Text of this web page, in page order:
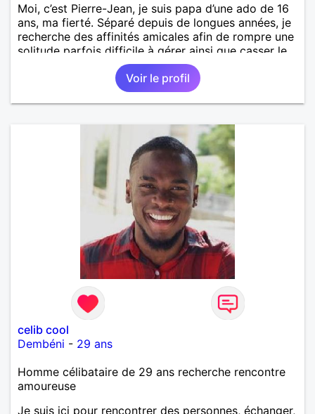
Moi, c’est Pierre-Jean, je suis papa d’une ado de 16
ans, ma fierté. Séparé depuis de longues années, je
recherche des affinités amicales afin de rompre une
solitude parfois difficile à gérer ainsi que casser le
vague à l’âme. L’amitié reste extrêmement
importante à mes yeux mais peut se décliner en des
sentiments plus puissants. « Le temps fera son
œuvre » disait Arthur Schopenhauer, philosophe
autant être trop locace. Je suis bourré de qualités
avec très peu de défauts. Je suis altruiste,
bienveillant, empathique, attentionné, honnête,
respectueux, doux de caractère et compréhensif : je
laisse « glisser » beaucoup de choses. Mais ne vous
m’éprenez pas Mesdames, si une personne que
j’aime me trahit une fois, il n’y aura pas de seconde
chance et je l’effacerai à « vitam eternam ».
Néanmoins, je suis un tout petit peu maniaque ainsi
qu’impatient. J’essaye de faire des efforts. Rien de
bien dramatique ! Du moins je le pense……Je suis un
homme facile à vivre. À vous si vous le souhaitez,
d’apprendre à me connaître davantage. J’en serai
ravi….A très bientôt je l’espère.
Voir le profil
celib cool
Dembéni - 29 ans
Homme célibataire de 29 ans recherche rencontre
amoureuse
Je suis ici pour rencontrer des personnes, échanger,